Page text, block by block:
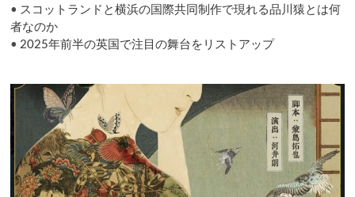
• スコットランドと横浜の国際共同制作で現れる品川猿とは何
者なのか
• 2025年前半の英国で注目の舞台をリストアップ